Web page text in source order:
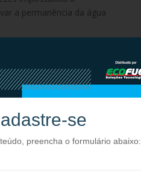
a permanência da água
se
preencha o formulário abaixo: